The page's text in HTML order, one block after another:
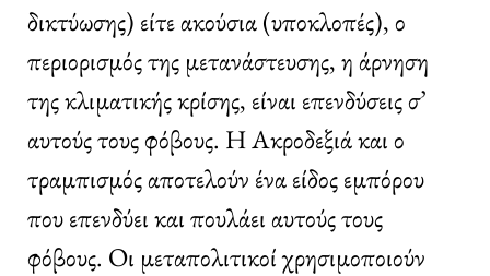
δικτύωσης) είτε ακούσια (υποκλοπές), ο
περιορισμός της μετανάστευσης, η άρνηση
της κλιματικής κρίσης, είναι επενδύσεις σ’
αυτούς τους φόβους. Η Ακροδεξιά και ο
τραμπισμός αποτελούν ένα είδος εμπόρου
που επενδύει και πουλάει αυτούς τους
φόβους. Οι μεταπολιτικοί χρησιμοποιούν